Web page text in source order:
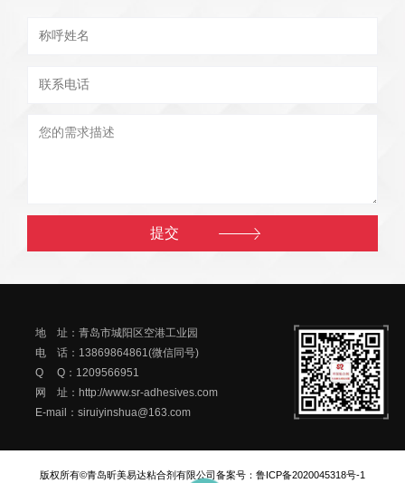
地 址：青岛市城阳区空港工业园
电 话：13869864861(微信同号)
Q Q：1209566951
网 址：http://www.sr-adhesives.com
E-mail：siruiyinshua@163.com
版权所有©青岛昕美易达粘合剂有限公司备案号： 鲁ICP备2020045318号-1